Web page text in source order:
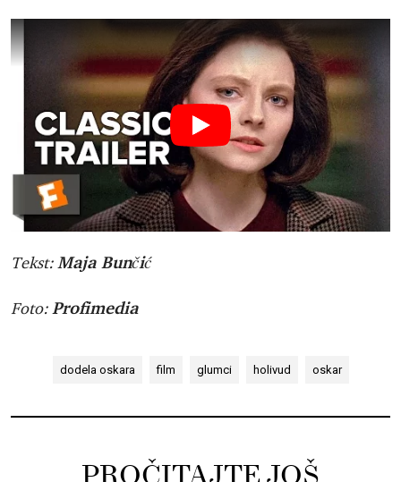
Tekst:Maja Bunčić
Foto:Profimedia
dodela oskara film glumci holivud oskar